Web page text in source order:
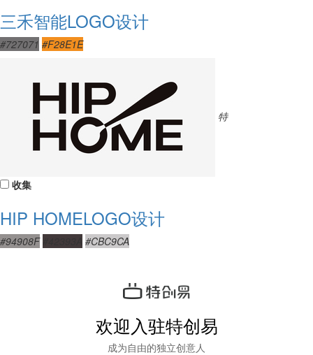
三禾智能LOGO设计
#727071 #F28E1E
特
收集
HIP HOMELOGO设计
#94908F #CBC9CA
欢迎入驻特创易
成为自由的独立创意人